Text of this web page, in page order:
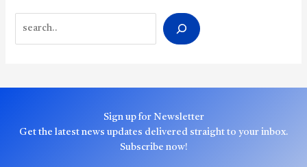
Sign up for Newsletter
Get the latest news updates delivered straight to your inbox.
Subscribe now!